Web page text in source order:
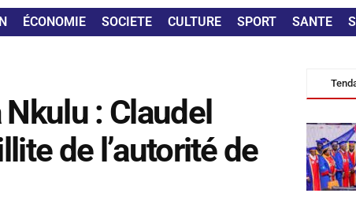
ÉCONOMIE SOCIETE CULTURE SPORT SANTE
: Claudel
de l’autorité de